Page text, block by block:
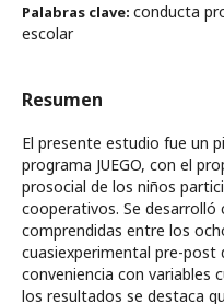
Palabras clave: conducta
escolar
Resumen
El presente estudio fue un
programa JUEGO, con el
prosocial de los niños
cooperativos. Se desarrolló
comprendidas entre los
cuasiexperimental pre-
conveniencia con variables
los resultados se destaca